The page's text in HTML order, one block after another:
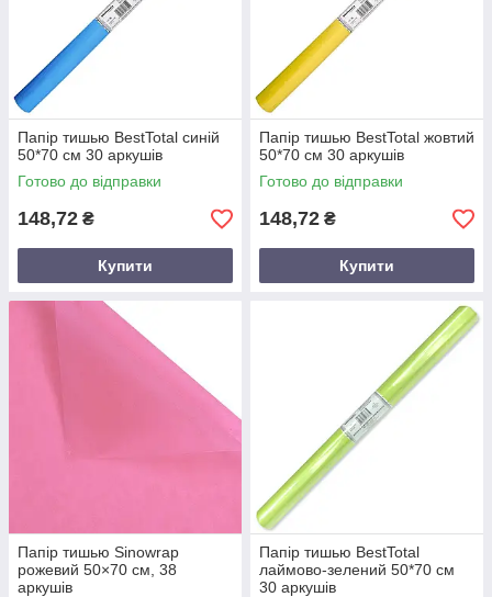
Папір тишью BestTotal синій
50*70 см 30 аркушів
Готово до відправки
148,72 ₴
Купити
Папір тишью BestTotal жовтий
50*70 см 30 аркушів
Готово до відправки
148,72 ₴
Купити
Папір тишью Sinowrap
рожевий 50×70 см, 38
аркушів
Папір тишью BestTotal
лаймово-зелений 50*70 см
30 аркушів